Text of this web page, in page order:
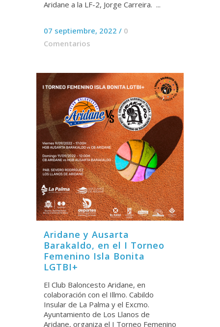
Aridane a la LF-2, Jorge Carreira. ...
07 septiembre, 2022 / 0
Comentarios
Aridane y Ausarta
Barakaldo, en el I Torneo
Femenino Isla Bonita
LGTBI+
El Club Baloncesto Aridane, en
colaboración con el Illmo. Cabildo
Insular de La Palma y el Excmo.
Ayuntamiento de Los Llanos de
Aridane, organiza el I Torneo Femenino